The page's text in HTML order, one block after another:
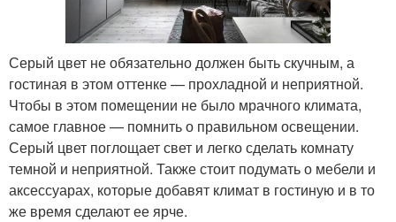
Серый цвет не обязательно должен быть скучным, а
гостиная в этом оттенке — прохладной и неприятной.
Чтобы в этом помещении не было мрачного климата,
самое главное — помнить о правильном освещении.
Серый цвет поглощает свет и легко сделать комнату
темной и неприятной. Также стоит подумать о мебели и
аксессуарах, которые добавят климат в гостиную и в то
же время сделают ее ярче.